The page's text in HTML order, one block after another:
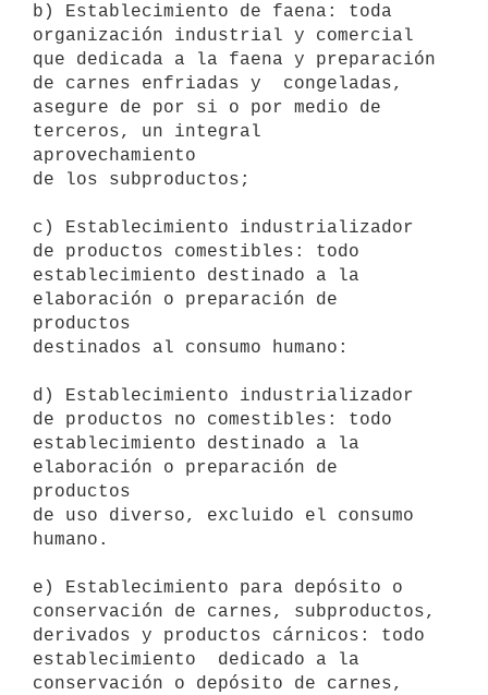
b) Establecimiento de faena: toda
organización industrial y comercial
que dedicada a la faena y preparación
de carnes enfriadas y  congeladas,
asegure de por si o por medio de
terceros, un integral
aprovechamiento
de los subproductos;
c) Establecimiento industrializador
de productos comestibles: todo
establecimiento destinado a la
elaboración o preparación de
productos
destinados al consumo humano:
d) Establecimiento industrializador
de productos no comestibles: todo
establecimiento destinado a la
elaboración o preparación de
productos
de uso diverso, excluido el consumo
humano.
e) Establecimiento para depósito o
conservación de carnes, subproductos,
derivados y productos cárnicos: todo
establecimiento  dedicado a la
conservación o depósito de carnes,